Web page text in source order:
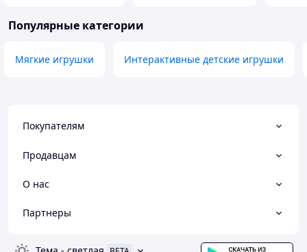
Популярные категории
Мягкие игрушки Интерактивные детские игрушки
Покупателям
Продавцам
О нас
Партнеры